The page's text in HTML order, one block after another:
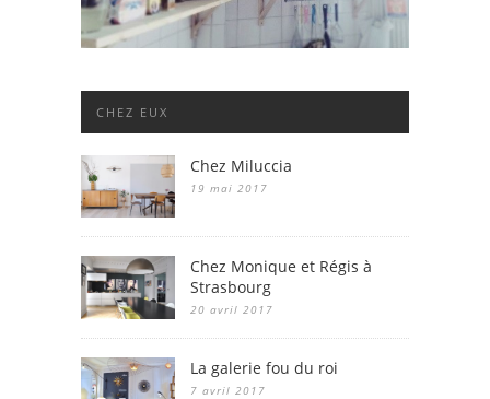
CHEZ EUX
Chez Miluccia
19 mai 2017
Chez Monique et Régis à
Strasbourg
20 avril 2017
La galerie fou du roi
7 avril 2017